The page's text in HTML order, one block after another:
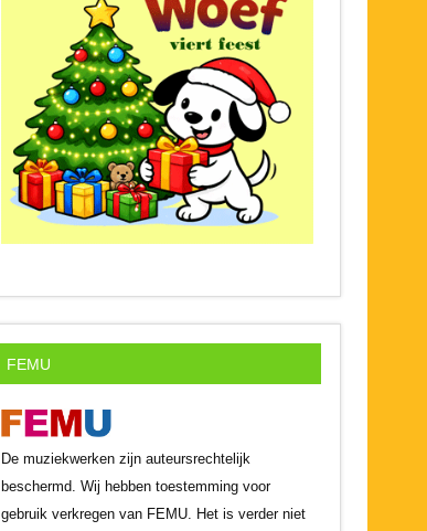
FEMU
De muziekwerken zijn auteursrechtelijk
beschermd. Wij hebben toestemming voor
gebruik verkregen van FEMU. Het is verder niet